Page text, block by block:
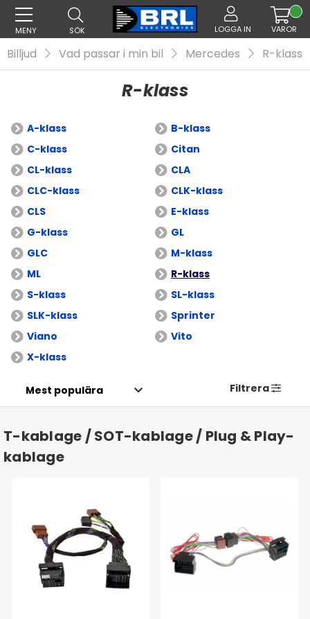
MENY SÖK LOGGA IN VAROR
Billjud Vad passar i min bil Mercedes R-klass
R-klass
A-klass
B-klass
C-klass
Citan
CL-klass
CLA
CLC-klass
CLK-klass
CLS
E-klass
G-klass
GL
GLC
M-klass
ML
R-klass
S-klass
SL-klass
SLK-klass
Sprinter
Viano
Vito
X-klass
Filtrera
T-kablage / SOT-kablage / Plug & Play-
kablage